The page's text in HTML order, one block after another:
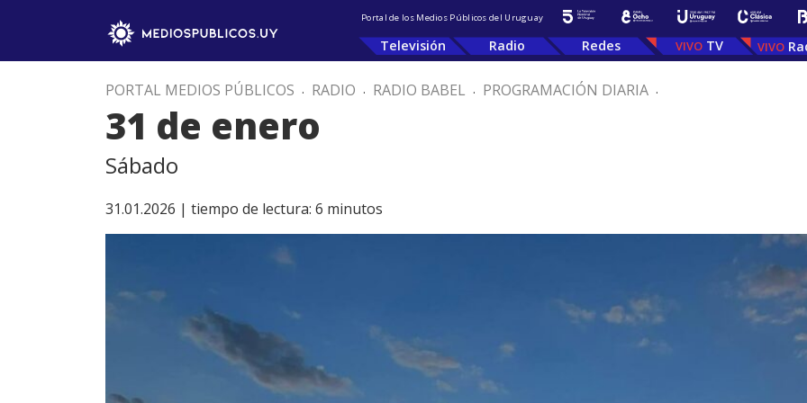
Portal de los Medios Públicos del Uruguay
Televisión Radio Redes TV
PORTAL MEDIOS PÚBLICOS . RADIO . RADIO BABEL . PROGRAMACIÓN DIARIA .
31 de enero
Sábado
31.01.2026 | tiempo de lectura: 6 minutos